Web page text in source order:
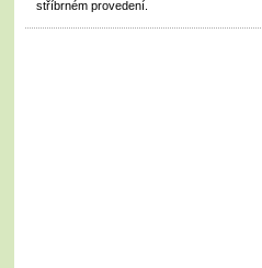
stříbrném provedení.